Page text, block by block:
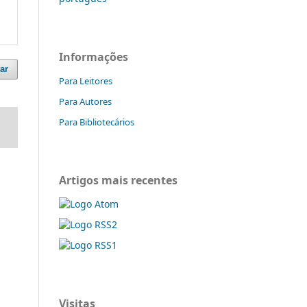
Informações
Para Leitores
Para Autores
Para Bibliotecários
Artigos mais recentes
Visitas